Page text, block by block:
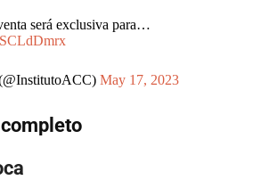
será exclusiva para…
May 17, 2023